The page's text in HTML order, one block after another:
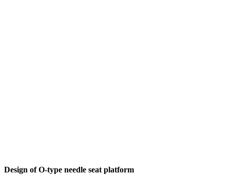
Design of O-type needle seat platform